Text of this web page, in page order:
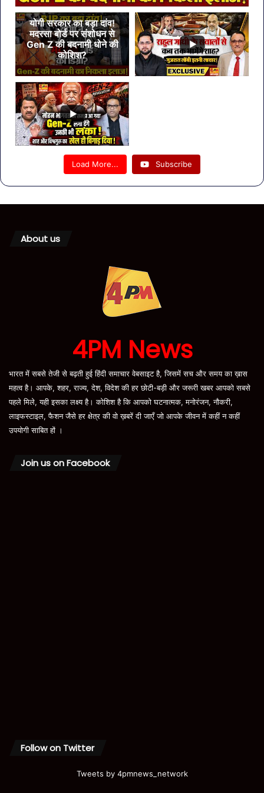
योगी सरकार का बड़ा दांव!
मदरसा बोर्ड पर संशोधन से
Gen Z की बदनामी धोने की
कोशिश?
Load More... Subscribe
About us
4PM News
भारत में सबसे तेजी से बढ़ती हुई हिंदी समाचार वेबसाइट है, जिसमें सच और समय का ख़ास
महत्व है। आपके, शहर, राज्य, देश, विदेश की हर छोटी-बड़ी और जरूरी खबर आपको सबसे
पहले मिले, यही इसका लक्ष्य है। कोशिश है कि आपको घटनात्मक, मनोरंजन, नौकरी,
लाइफस्टाइल, फैशन जैसे हर क्षेत्र की वो ख़बरें दी जाएँ जो आपके जीवन में कहीं न कहीं
उपयोगी साबित हों ।
Join us on Facebook
Follow on Twitter
Tweets by 4pmnews_network